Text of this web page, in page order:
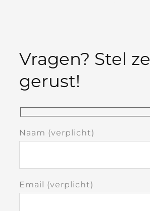
Vragen? Stel ze
gerust!
Naam (verplicht)
Email (verplicht)